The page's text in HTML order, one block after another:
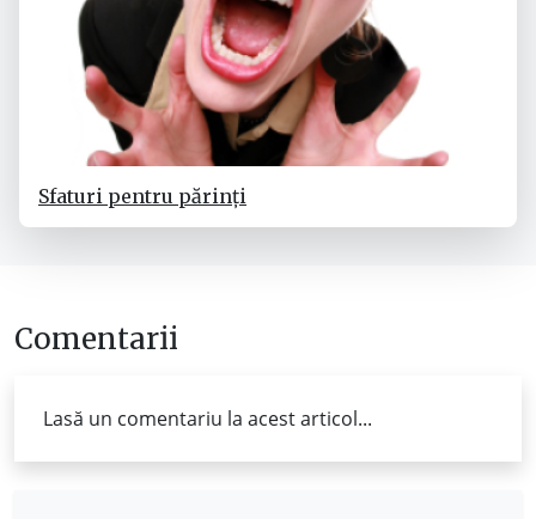
Sfaturi pentru părinți
Comentarii
Lasă un comentariu la acest articol...